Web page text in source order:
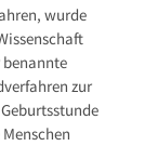
wurde
zur